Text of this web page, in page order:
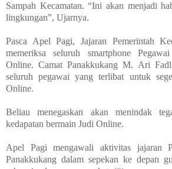
Sampah Kecamatan. “Ini akan menjadi
lingkungan”, Ujarnya.
Pasca Apel Pagi, Jajaran Pemerintah
memeriksa seluruh smartphone
Online. Camat Panakkukang M. Ari
seluruh pegawai yang terlibat untuk
Online.
Beliau menegaskan akan menindak
kedapatan bermain Judi Online.
Apel Pagi mengawali aktivitas jajaran
Panakkukang dalam sepekan ke depan